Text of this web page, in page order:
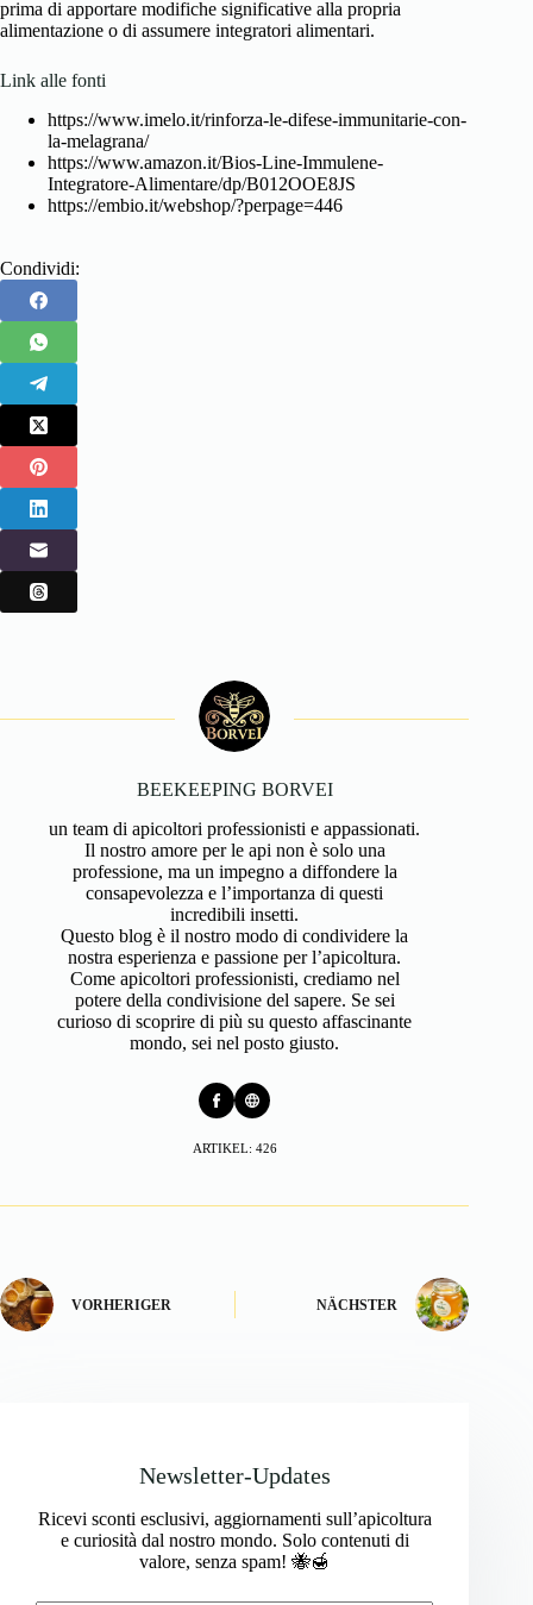
prima di apportare modifiche significative alla propria
alimentazione o di assumere integratori alimentari.
Link alle fonti
https://www.imelo.it/rinforza-le-difese-immunitarie-con-
la-melagrana/
https://www.amazon.it/Bios-Line-Immulene-
Integratore-Alimentare/dp/B012OOE8JS
https://embio.it/webshop/?perpage=446
Condividi:
BEEKEEPING BORVEI
un team di apicoltori professionisti e appassionati.
Il nostro amore per le api non è solo una
professione, ma un impegno a diffondere la
consapevolezza e l’importanza di questi
incredibili insetti.
Questo blog è il nostro modo di condividere la
nostra esperienza e passione per l’apicoltura.
Come apicoltori professionisti, crediamo nel
potere della condivisione del sapere. Se sei
curioso di scoprire di più su questo affascinante
mondo, sei nel posto giusto.
ARTIKEL: 426
VORHERIGER NÄCHSTER
Newsletter-Updates
Ricevi sconti esclusivi, aggiornamenti sull’apicoltura
e curiosità dal nostro mondo. Solo contenuti di
valore, senza spam! 🐝🍯